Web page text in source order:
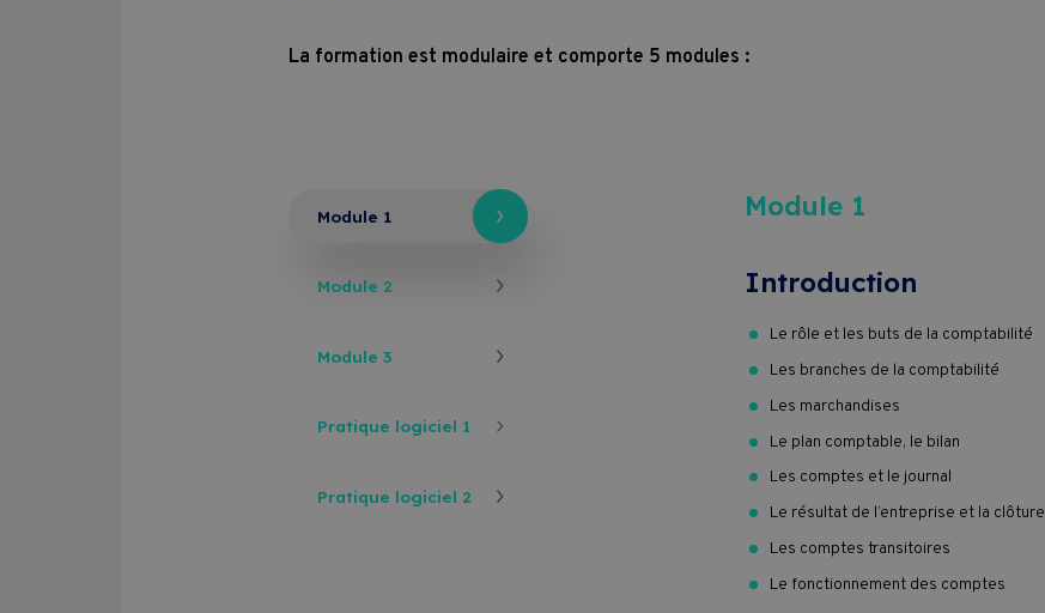
La formation est modulaire et comporte 5 modules :
Module 1
Module 2
Module 3
Pratique logiciel 1
Pratique logiciel 2
Module 1
Introduction
Le rôle et les buts de la comptabilité
Les branches de la comptabilité
Les marchandises
Le plan comptable, le bilan
Les comptes et le journal
Le résultat de l’entreprise et la clôture
Les comptes transitoires
Le fonctionnement des comptes